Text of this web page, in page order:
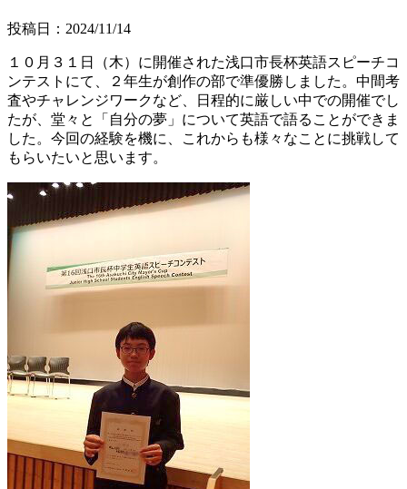
投稿日：2024/11/14
１０月３１日（木）に開催された浅口市長杯英語スピーチコ
ンテストにて、２年生が創作の部で準優勝しました。中間考
査やチャレンジワークなど、日程的に厳しい中での開催でし
たが、堂々と「自分の夢」について英語で語ることができま
した。今回の経験を機に、これからも様々なことに挑戦して
もらいたいと思います。